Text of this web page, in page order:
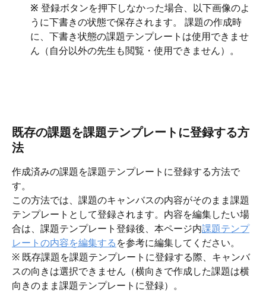
※ 登録ボタンを押下しなかった場合、以下画像のよ
うに下書きの状態で保存されます。 課題の作成時
に、下書き状態の課題テンプレートは使用できませ
ん（自分以外の先生も閲覧・使用できません）。
既存の課題を課題テンプレートに登録する方
法
作成済みの課題を課題テンプレートに登録する方法で
す。
この方法では、課題のキャンバスの内容がそのまま課題
テンプレートとして登録されます。内容を編集したい場
合は、課題テンプレート登録後、本ページ内課題テンプ
レートの内容を編集するを参考に編集してください。
※ 既存課題を課題テンプレートに登録する際、キャンバ
スの向きは選択できません（横向きで作成した課題は横
向きのまま課題テンプレートに登録）。